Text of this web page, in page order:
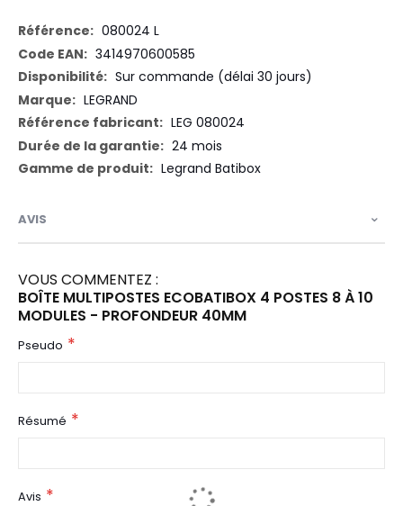
Plus
d’information
080024 L
3414970600585
Sur commande (délai 30 jours)
LEGRAND
LEG 080024
24 mois
Legrand Batibox
AVIS
VOUS COMMENTEZ :
BOÎTE MULTIPOSTES ECOBATIBOX 4 POSTES 8 À 10
MODULES - PROFONDEUR 40MM
Pseudo
Résumé
Avis